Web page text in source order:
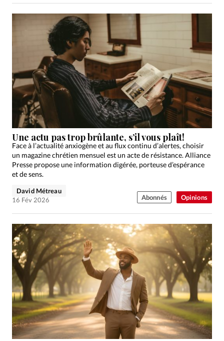
Opinions
Une actu pas trop brûlante, s’il vous plaît!
Face à l’actualité anxiogène et au flux continu d’alertes, choisir
un magazine chrétien mensuel est un acte de résistance. Alliance
Presse propose une information digérée, porteuse d’espérance
et de sens.
David Métreau
16 Fév 2026
Abonnés